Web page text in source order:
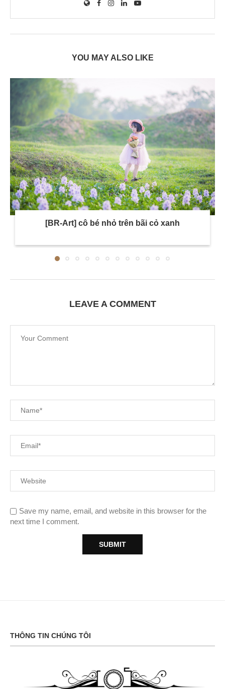
YOU MAY ALSO LIKE
[BR-Art] cô bé nhỏ trên bãi cỏ xanh
LEAVE A COMMENT
Save my name, email, and website in this browser for the
next time I comment.
THÔNG TIN CHÚNG TÔI